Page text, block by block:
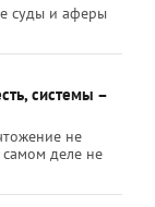
суды и аферы
системы –
не
самом деле не